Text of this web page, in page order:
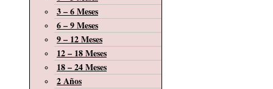
3 – 6 Meses
6 – 9 Meses
9 – 12 Meses
12 – 18 Meses
18 – 24 Meses
2 Años